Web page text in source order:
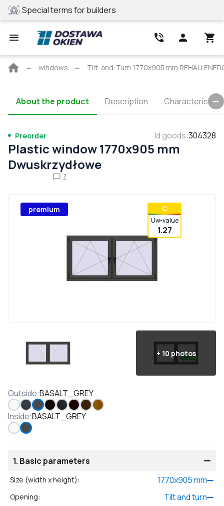
Special terms for builders
Main
windows Tilt-and-Turn 1770x905 mm REHAU
About the product Description Characteristics
Preorder Id goods:304328
Plastic window 1770x905 mm
Dwuskrzydłowe
7
premium С
Uw-value
1.27
+ 10 photos
Outside:BASALT_GREY
Inside:BASALT_GREY
1. Basic parameters
Size (width x height): 1770x905mm
Opening: Tilt and turn